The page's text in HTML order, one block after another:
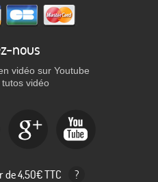
nous
vidéo sur Youtube
vidéo
de 4,50€ TTC ?